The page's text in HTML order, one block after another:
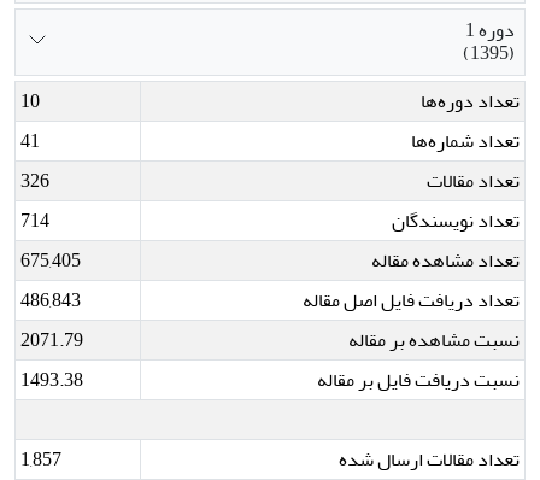
دوره 1
(1395)
تعداد دوره‌ها
10
تعداد شماره‌ها
41
تعداد مقالات
326
تعداد نویسندگان
714
تعداد مشاهده مقاله
675,405
تعداد دریافت فایل اصل مقاله
486,843
نسبت مشاهده بر مقاله
2071.79
نسبت دریافت فایل بر مقاله
1493.38
تعداد مقالات ارسال شده
1,857